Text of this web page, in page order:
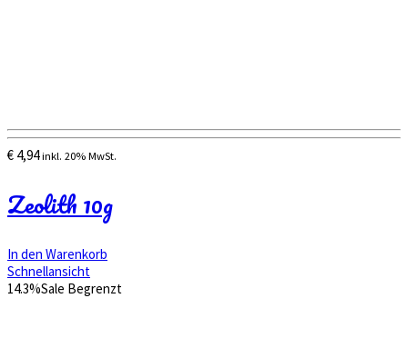
€ 4,94 inkl. 20% MwSt.
Zeolith 10g
In den Warenkorb
Schnellansicht
14.3%Sale Begrenzt